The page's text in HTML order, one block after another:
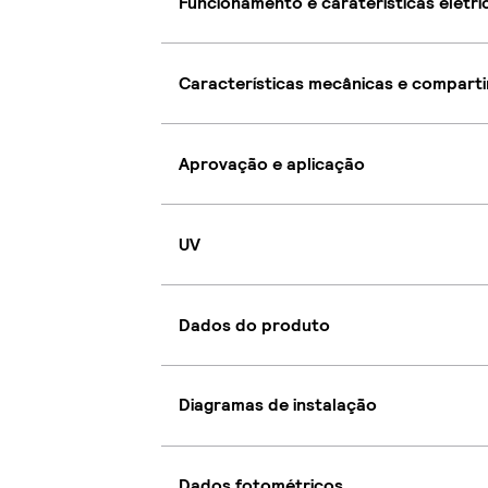
Características mecânicas e
Aprovação e aplicação
UV
Dados do produto
Diagramas de instalação